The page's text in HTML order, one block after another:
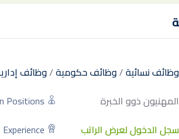
وظائف نسائية/وظائف حكومية/وظائف
المهنيون ذوو الخبرة Positions
سجل الدخول لعرض الراتب Experience